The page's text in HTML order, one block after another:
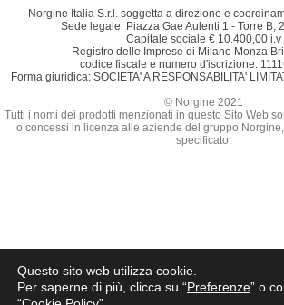
Norgine Italia S.r.l. soggetta a direzione e
Sede legale: Piazza Gae Aulenti 1 - Torre B,
Capitale sociale € 10.400,00 i.v
Registro delle Imprese di Milano Monza
codice fiscale e numero d'iscrizione:
Forma giuridica: SOCIETA' A RESPONSABILITA'
© Norgine 2021
Tutti i nomi dei prodotti menzionati in questo Sito Web
o concessi in licenza alle aziende del gruppo
specificato.
Questo sito web utilizza cookie.
Per saperne di più, clicca su “Preferenze” o